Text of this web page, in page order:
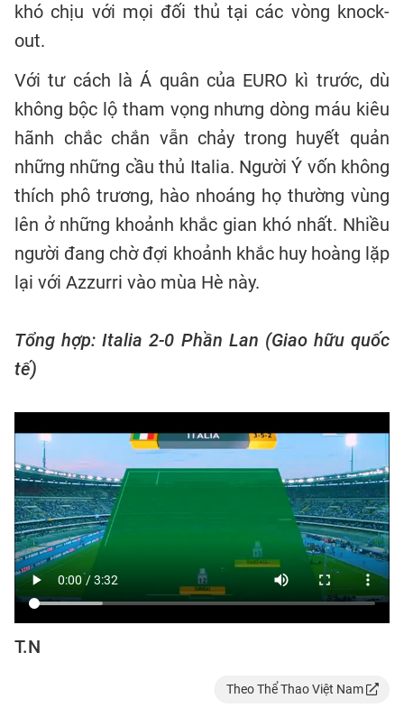
khó chịu với mọi đối thủ tại các vòng knock-
out.
Với tư cách là Á quân của EURO kì trước, dù
không bộc lộ tham vọng nhưng dòng máu kiêu
hãnh chắc chắn vẫn chảy trong huyết quản
những những cầu thủ Italia. Người Ý vốn không
thích phô trương, hào nhoáng họ thường vùng
lên ở những khoảnh khắc gian khó nhất. Nhiều
người đang chờ đợi khoảnh khắc huy hoàng lặp
lại với Azzurri vào mùa Hè này.
Tổng hợp: Italia 2-0 Phần Lan (Giao hữu quốc
tế)
T.N
Theo Thể Thao Việt Nam